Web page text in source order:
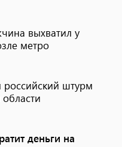
выхватил у
метро
штурм
деньги на